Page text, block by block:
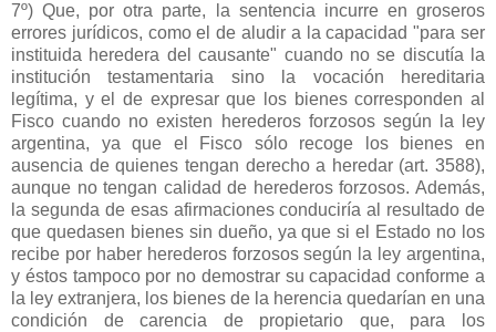
7º) Que, por otra parte, la sentencia incurre en groseros
errores jurídicos, como el de aludir a la capacidad "para ser
instituida heredera del causante" cuando no se discutía la
institución testamentaria sino la vocación hereditaria
legítima, y el de expresar que los bienes corresponden al
Fisco cuando no existen herederos forzosos según la ley
argentina, ya que el Fisco sólo recoge los bienes en
ausencia de quienes tengan derecho a heredar (art. 3588),
aunque no tengan calidad de herederos forzosos. Además,
la segunda de esas afirmaciones conduciría al resultado de
que quedasen bienes sin dueño, ya que si el Estado no los
recibe por haber herederos forzosos según la ley argentina,
y éstos tampoco por no demostrar su capacidad conforme a
la ley extranjera, los bienes de la herencia quedarían en una
condición de carencia de propietario que, para los